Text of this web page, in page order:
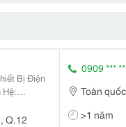
Q.12
0909 ***
Toàn quốc
>1 năm